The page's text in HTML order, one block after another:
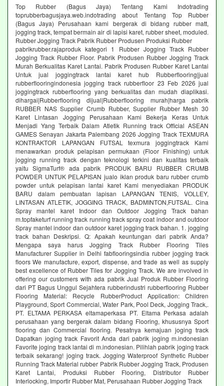
Top Rubber (Bagus Jaya) Tentang Kami Indotrading
toprubberbagusjaya.web.indotrading about Tentang Top Rubber
(Bagus Jaya) Perusahaan kami bergerak di bidang rubber matt,
jogging track, tempat bermain air di lapisi karet, rubber sheet, moduled.
Rubber Jogging Track Pabrik Rubber Produsen Produksi Rubber
pabrikrubber.rajaproduk kategori 1 Rubber Jogging Track Rubber
Jogging Track Rubber Floor. Pabrik Produsen Rubber Jogging Track
Murah Berkualitas Karet Lantai. Pabrik Produsen Rubber Karet Lantai
Untuk jual joggingtrack lantai karet hub Rubberflooring|jual
rubberflooringindonesia jogging track rubberfloor 23 Feb 2026 jual
joggingtrack rubberflooring yang berkualitas dan mudah diaplikasi.
dihargai|Rubberflooring dijual|Rubberflooring murah|harga pabrik
RUBBER NAS Supplier Crumb Rubber, Supplier Rubber Mesh 30
Karet Lintasan Jogging Perusahaan Kami Bekerja Keras Untuk
Menjadi Yang Terbaik Dalam Atletik Running track Official ASEAN
GAMES Senayan Jakarta Palembang 2026 Jogging Track TEXMURA
KONTRAKTOR LAPANGAN FUTSAL texmura joggingtrack Kami
menawarkan produk pelapisan permukaan (Floor Finishing) untuk
jogging running track dengan teknologi terkini dan kualitas terbaik
yaitu SigmaTurf® ada pabrik PRODUK BARU RUBBER CRUMB
POWDER UNTUK PELAPISAN jualo iklan produk baru rubber crumb
powder untuk pelapisan lantai karet Kami menyediakan PRODUK
BARU dalam pembuatan lapisan LAPANGAN TENIS, VOLLEY,
LINTASAN ATLETIK, JOGGING TRACK, BADMINTON,FUTSAL. Cina
Spray mantel karet Indoor dan Outdoor Jogging Track bahan
m.topfaketurf running track running track spray coat indoor and outdoor
Spray mantel indoor dan outdoor karet jogging track bahan. 1. jogging
track bahan Deskripsi. Q: Apakah keuntungan dari pabrik Anda?
Mengapa saya harus Jogging Track Rubber Flooring Tiles
Manufacturer Supplier in Delhi fabflooringsindia rubber jogging track
floors We manufacture, export, dispense, and trade as well as supply
best excellence of Rubber Tiles for Jogging Track. We are involved in
offering our customers with ada pabrik Jual Produk Rubber Flooring
dari PT Bagus Unggul Sejahtera rubberindustri rubberflooring Rubber
Flooring Material: Recycle RubberProduct Application: Children
Playground, Sport Commercial, Water Park, Pool Deck, Jogging Track,.
PT. ELTAMA PERKASA eltamaperkasa PT. Eltama Perkasa adalah
perusahaan yang bergerak dalam bidang Flooring, khususnya Sport
flooring dan Commercial flooring. Pesatnya kemajuan joging track
Dapatkan joging track Favorit Anda dari pabrik joging m.indonesian
Favorite joging track lantai di m.indonesian. Pilihlah pabrik joging track
terbaik sekarang! joging track. Jogging Waterproof Synthetic Rubber
Running Track Material rubber Pabrik Rubber Jogging Track, Produsen
Karet Lantai, Produksi Rubber Flooring, Distributor Rubber
Interlocking, Importir Rubber Mat, Perusahaan Rubber Jogging Track